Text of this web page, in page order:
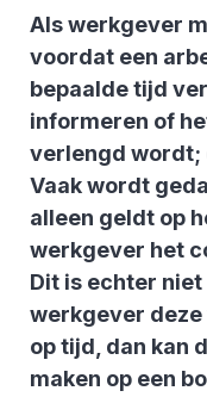
Als werkgever
voordat een
bepaalde tijd
informeren of
verlengd wordt;
Vaak wordt
alleen geldt op
werkgever het
Dit is echter
werkgever
op tijd, dan kan
maken op een